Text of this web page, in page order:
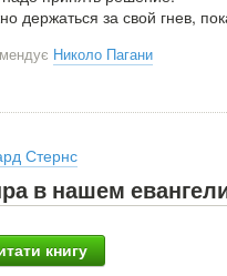
держаться за свой гнев,
Николо Пагани
Стернс
в нашем
книгу